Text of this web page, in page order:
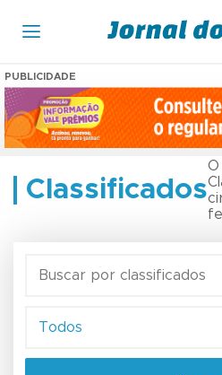
PUBLICIDADE
Classificados
O